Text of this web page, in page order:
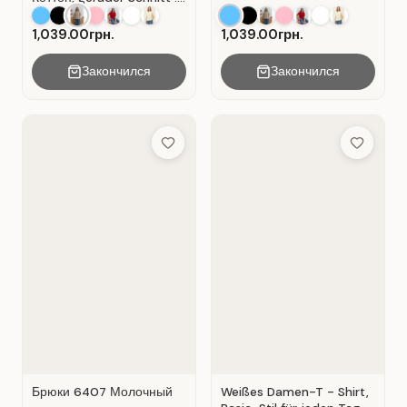
Beige.
1,039.00грн.
Закончился
1,039.00грн.
Закончился
Add to Wish List
Брюки 6407 Молочный
Add to
Weißes Damen-T - Shirt,